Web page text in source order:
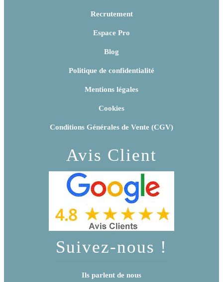
Recrutement
Espace Pro
Blog
Politique de confidentialité
Mentions légales
Cookies
Conditions Générales de Vente (CGV)
Avis Client
Suivez-nous !
Ils parlent de nous